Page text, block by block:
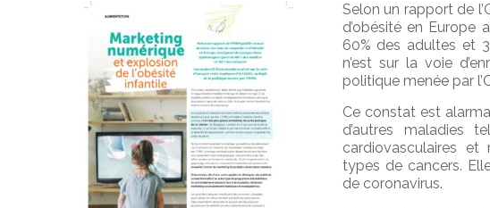
Selon un rapport de
d’obésité en Europe
60% des adultes et
n’est sur la voie
politique menée par
Ce constat est
d’autres maladies
cardiovasculaires et
types de cancers.
de coronavirus.